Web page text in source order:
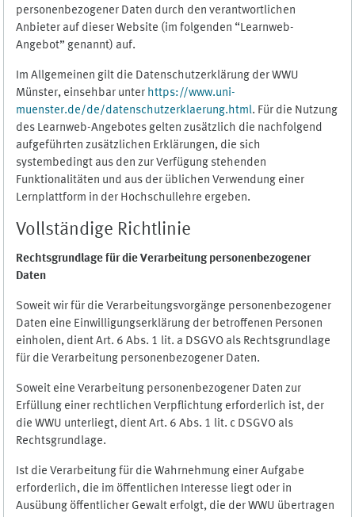
personenbezogener Daten durch den verantwortlichen
Anbieter auf dieser Website (im folgenden “Learnweb-
Angebot” genannt) auf.
Im Allgemeinen gilt die Datenschutzerklärung der WWU
Münster, einsehbar unter https://www.uni-
muenster.de/de/datenschutzerklaerung.html. Für die Nutzung
des Learnweb-Angebotes gelten zusätzlich die nachfolgend
aufgeführten zusätzlichen Erklärungen, die sich
systembedingt aus den zur Verfügung stehenden
Funktionalitäten und aus der üblichen Verwendung einer
Lernplattform in der Hochschullehre ergeben.
Vollständige Richtlinie
Rechtsgrundlage für die Verarbeitung personenbezogener
Daten
Soweit wir für die Verarbeitungsvorgänge personenbezogener
Daten eine Einwilligungserklärung der betroffenen Personen
einholen, dient Art. 6 Abs. 1 lit. a DSGVO als Rechtsgrundlage
für die Verarbeitung personenbezogener Daten.
Soweit eine Verarbeitung personenbezogener Daten zur
Erfüllung einer rechtlichen Verpflichtung erforderlich ist, der
die WWU unterliegt, dient Art. 6 Abs. 1 lit. c DSGVO als
Rechtsgrundlage.
Ist die Verarbeitung für die Wahrnehmung einer Aufgabe
erforderlich, die im öffentlichen Interesse liegt oder in
Ausübung öffentlicher Gewalt erfolgt, die der WWU übertragen